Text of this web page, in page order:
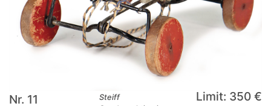
Nr. 11
Steiff
Limit: 350 €